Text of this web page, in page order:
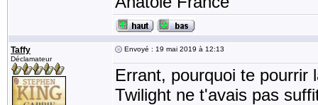
Taffy
Déclamateur
Envoyé : 19 mai 2019 à 12:13
Errant, pourquoi te pourrir
Twilight ne t'avais pas